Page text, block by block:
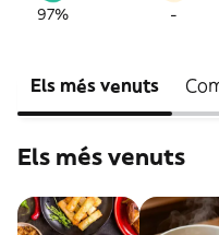
97% -
Els més venuts
Els més venuts